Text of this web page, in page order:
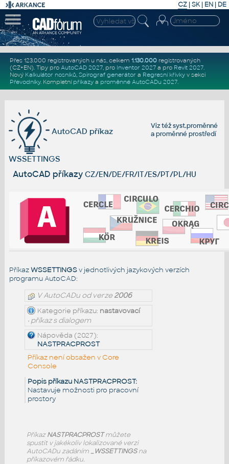
CZ | SK| EN | DE
Přes 123.000 registrovaných u nás, celkem 1.130.000registrovaných
(CZ+EN). Tipy pro AutoCAD 2027, pro Inventor 2027a pro Revit 2027.
Nový Kalkulátor nosníků, Spirograf generátor a Regresní křivkyv sekci
Převodníky. Kompletní příkazya proměnné AutoCADu 2027.
Viz téžsyst.proměnné
aproměnné prostředí
AutoCAD příkaz
WSSETTINGS
AutoCAD příkazy CZ/EN/DE/FR/IT/ES/PT/PL/HU
PříkazWSSETTINGSv jednotlivých jazykových verzích
programu AutoCAD:
V AutoCADu od verze2006
Kategorie příkazu: nastavovací
• příkaz s dialogem
Nápověda (2027):
NASTPRACPROST
Příkaz není obsažen v Core
Console
Popis příkazu NASTPRACPROST:
Nastavuje možnosti pro pracovní
prostory
PříkazNASTPRACPROSTmůžete
spustit v jakékoliv lokalizované verzi
AutoCADu zadáním _WSSETTINGSna
příkazovém řádku.